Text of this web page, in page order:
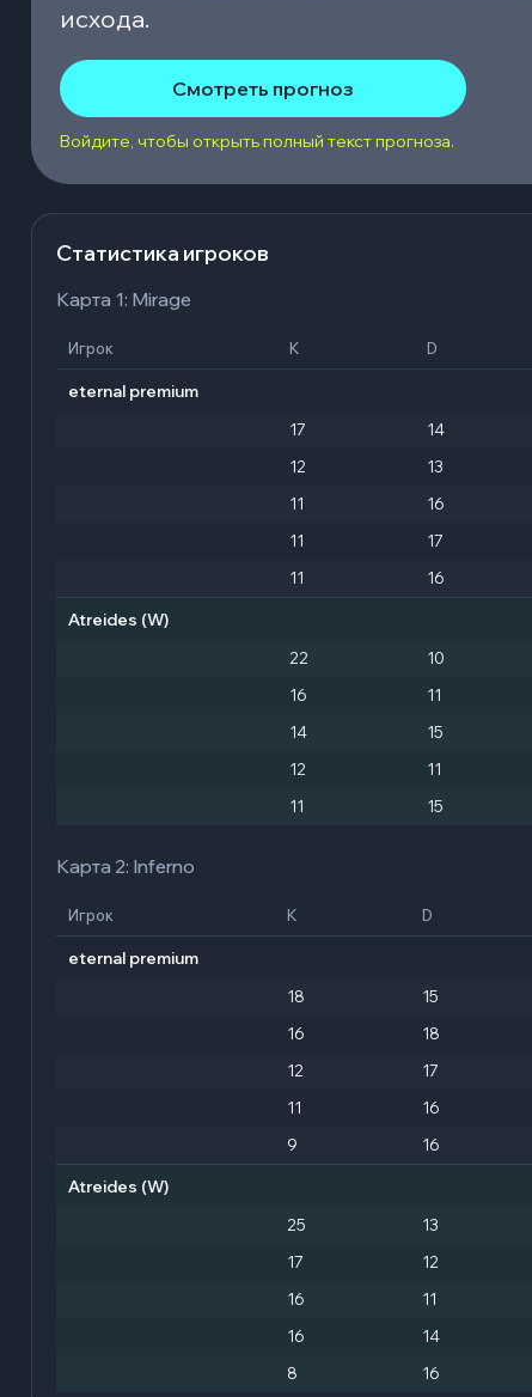
исхода.
Смотреть прогноз
Войдите, чтобы открыть полный текст прогноза.
Статистика игроков
Карта 1: Mirage
Игрок K D
eternal premium
17 14
12
13
11
16
11
17
11
16
Atreides (W)
22 10
16
11
14
15
12
11
11
15
Карта 2: Inferno
Игрок K D
eternal premium
18 15
16
18
12
17
11
16
9
16
Atreides (W)
25 13
17
12
16
11
16
14
8
16